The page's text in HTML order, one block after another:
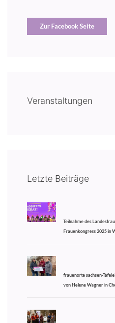
Zur Facebook Seite
Veranstaltungen
Letzte Beiträge
Teilnahme des
Frauenkongress 2025 in
frauenorte sachsen-
von Helene Wagner in